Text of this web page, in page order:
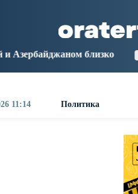
Los Angeles
05:42
17:28 Рост цен на
11:14 Политика